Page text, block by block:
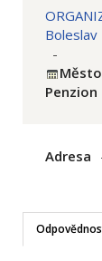
Boleslav
-
Adresa